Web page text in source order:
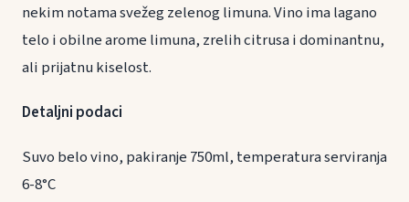
nekim notama svežeg zelenog limuna. Vino ima lagano
telo i obilne arome limuna, zrelih citrusa i dominantnu,
ali prijatnu kiselost.
Detaljni podaci
Suvo belo vino, pakiranje 750ml, temperatura serviranja
6-8°C